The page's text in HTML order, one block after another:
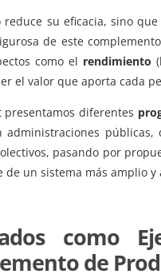
reduce su eficacia, sino
de este
como el rendimiento
el valor que aporta cada
presentamos diferentes
administraciones
pasando por
de un sistema más amplio
como
de